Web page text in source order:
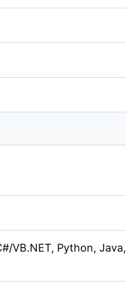
VB.NET, Python, Java,